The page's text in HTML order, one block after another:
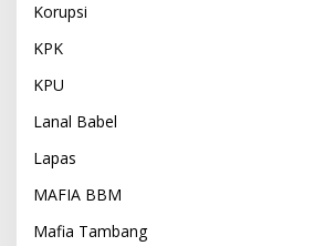
Korupsi
KPK
KPU
Lanal Babel
Lapas
MAFIA BBM
Mafia Tambang